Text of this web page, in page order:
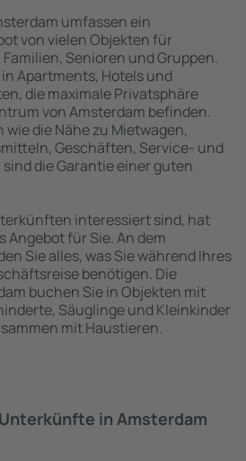
umfassen ein
von vielen Objekten für
Senioren und Gruppen.
Apartments, Hotels und
die maximale Privatsphäre
von Amsterdam befinden.
die Nähe zu Mietwagen,
Geschäften, Service- und
die Garantie einer guten
interessiert sind, hat
Angebot für Sie. An dem
Sie alles, was Sie während Ihres
benötigen. Die
buchen Sie in Objekten mit
Säuglinge und Kleinkinder
mit Haustieren.
in Amsterdam